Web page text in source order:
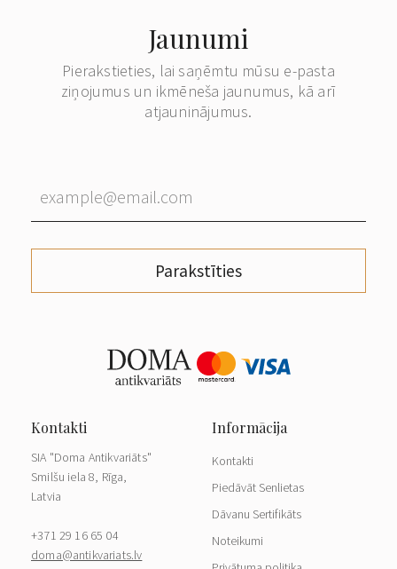
Jaunumi
Pierakstieties, lai saņēmtu mūsu e-pasta
ziņojumus un ikmēneša jaunumus, kā arī
atjauninājumus.
Parakstīties
SIA "Doma Antikvariāts"
Smilšu iela 8, Rīga,
Latvia
+371 29 16 65 04
doma@antikvariats.lv
Kontakti
Piedāvāt Senlietas
Dāvanu Sertifikāts
Noteikumi